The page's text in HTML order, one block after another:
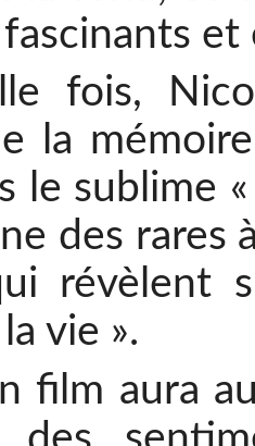
et
fois,
la
le sublime
des rares
révèlent
vie ».
film aura